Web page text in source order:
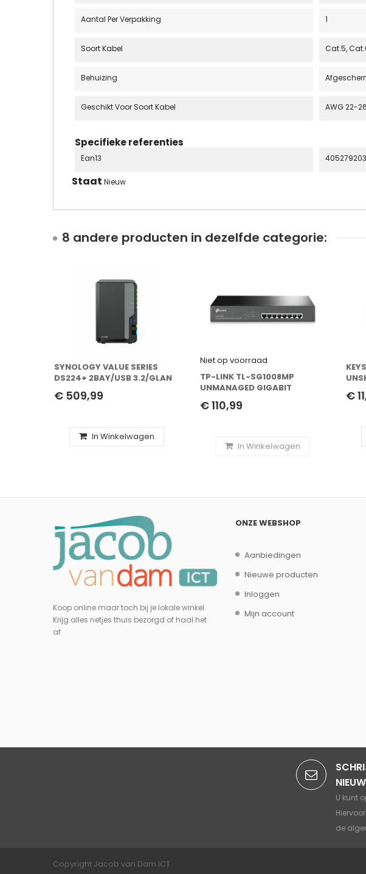
Aantal Per Verpakking 1
Soort Kabel Cat.5,
Behuizing
Geschikt Voor Soort Kabel AWG 22-26
Specifieke referenties
Ean13
Staat Nieuw
8 andere producten in dezelfde categorie:
SYNOLOGY VALUE SERIES
DS224+ 2BAY/USB 3.2/GLAN
€ 509,99
In Winkelwagen
Niet op voorraad
TP-LINK TL-SG1008MP
UNMANAGED GIGABIT
ETHERNET (10/100/1000)
POWER OVER ETHERNET (POE)
€ 110,99
In Winkelwagen
€
Koop online maar toch bij je lokale winkel.
Krijg alles netjes thuis bezorgd of haal het
af.
ONZE WEBSHOP
Aanbiedingen
Nieuwe producten
Inloggen
Mijn account
U kunt
de
Copyright Jacob van Dam ICT.